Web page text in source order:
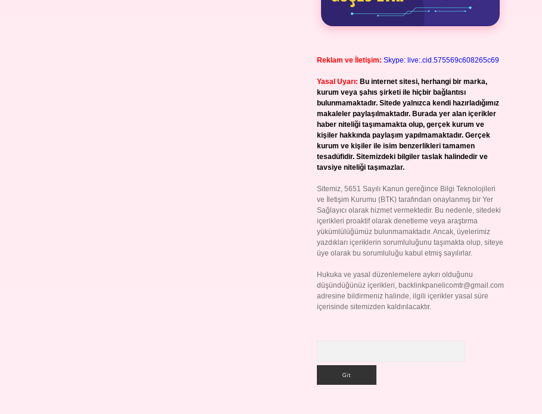
Reklam ve İletişim: Skype: live:.cid.575569c608265c69
Yasal Uyarı: Bu internet sitesi, herhangi bir marka,
kurum veya şahıs şirketi ile hiçbir bağlantısı
bulunmamaktadır. Sitede yalnızca kendi hazırladığımız
makaleler paylaşılmaktadır. Burada yer alan içerikler
haber niteliği taşımamakta olup, gerçek kurum ve
kişiler hakkında paylaşım yapılmamaktadır. Gerçek
kurum ve kişiler ile isim benzerlikleri tamamen
tesadüfidir. Sitemizdeki bilgiler taslak halindedir ve
tavsiye niteliği taşımazlar.
Sitemiz, 5651 Sayılı Kanun gereğince Bilgi Teknolojileri
ve İletişim Kurumu (BTK) tarafından onaylanmış bir Yer
Sağlayıcı olarak hizmet vermektedir. Bu nedenle, sitedeki
içerikleri proaktif olarak denetleme veya araştırma
yükümlülüğümüz bulunmamaktadır. Ancak, üyelerimiz
yazdıkları içeriklerin sorumluluğunu taşımakta olup, siteye
üye olarak bu sorumluluğu kabul etmiş sayılırlar.
Hukuka ve yasal düzenlemelere aykırı olduğunu
düşündüğünüz içerikleri, backlinkpanelicomtr@gmail.com
adresine bildirmeniz halinde, ilgili içerikler yasal süre
içerisinde sitemizden kaldırılacaktır.